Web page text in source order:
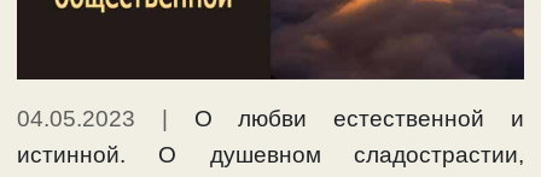
04.05.2023
О любви естественной и
истинной. О душевном сладострастии,